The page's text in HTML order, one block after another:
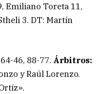
Emiliano Toreta 11,
3. DT: Martín
46, 88-77. Árbitros:
y Raúl Lorenzo.